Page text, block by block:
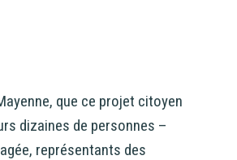
que ce projet citoyen
dizaines de personnes –
représentants des
d’investissement
…), votre
avant d’être